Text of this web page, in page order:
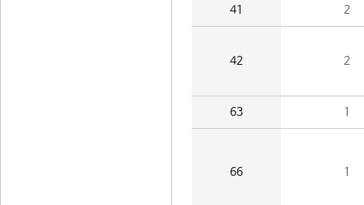
41 2
42 2
63 1
66 1